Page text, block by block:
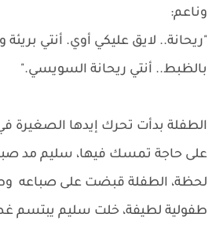
وناعم:
"ريحانة.. لايق عليكي أوي. أنتي بريئة
بالظبط.. أنتي ريحانة السويسي."
الطفلة بدأت تحرك إيدها الصغيرة في
على حاجة تمسك فيها، سليم مد
لحظة، الطفلة قبضت على صباعه
طفولية لطيفة، خلت سليم يبتسم